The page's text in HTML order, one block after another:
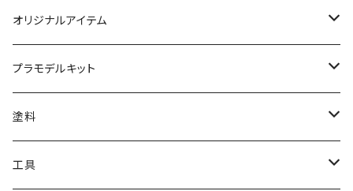
オリジナルアイテム
みんなのアクション3Dアートベース
アクリルベース
ナチュラルベース
プラモデルキット
BANDAI
HG
TAMIYA
塗料
クレオス
工具